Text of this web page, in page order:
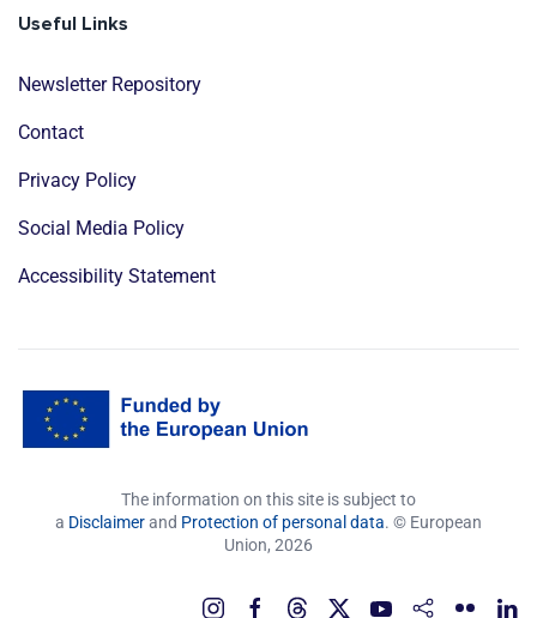
Useful Links
Newsletter Repository
Contact
Privacy Policy
Social Media Policy
Accessibility Statement
The information on this site is subject to
a Disclaimerand Protection of personal data. © European
Union, 2026